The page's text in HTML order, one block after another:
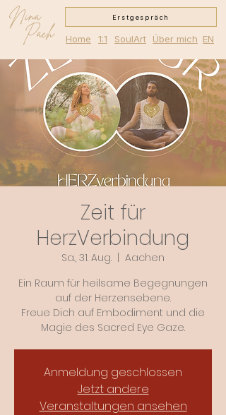
Home Über mich
Nina
Pach
Erstgespräch
1:1 SoulArt EN
Zeit für
HerzVerbindung
Sa., 31. Aug.
Aachen
Ein Raum für heilsame Begegnungen
auf der Herzensebene.
Freue Dich auf Embodiment und die
Anmeldung geschlossen
Jetzt andere
Veranstaltungen ansehen